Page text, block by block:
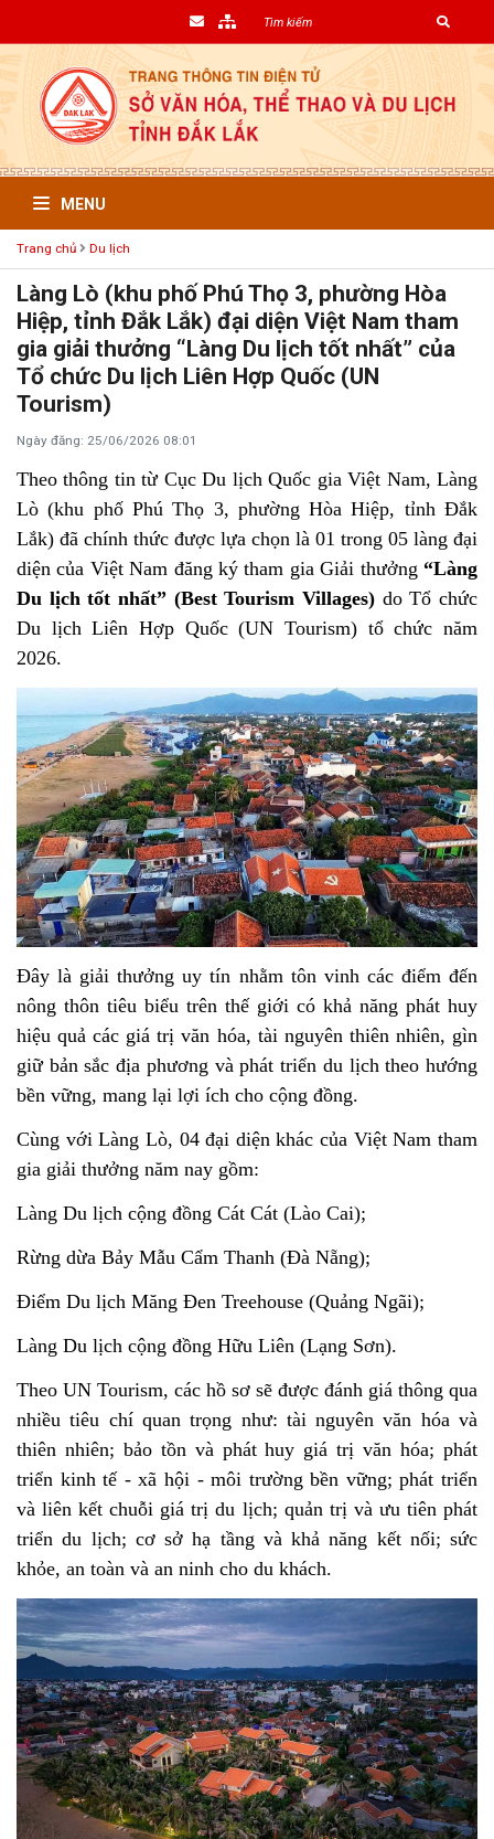
MENU
Trang chủ Du lịch
Làng Lò (khu phố Phú Thọ 3, phường Hòa
Hiệp, tỉnh Đắk Lắk) đại diện Việt Nam tham
gia giải thưởng “Làng Du lịch tốt nhất” của
Tổ chức Du lịch Liên Hợp Quốc (UN
Tourism)
Ngày đăng: 25/06/2026 08:01
Theo thông tin từ Cục Du lịch Quốc gia Việt Nam, Làng
Lò (khu phố Phú Thọ 3, phường Hòa Hiệp, tỉnh Đắk
Lắk) đã chính thức được lựa chọn là 01 trong 05 làng đại
diện của Việt Nam đăng ký tham gia Giải thưởng “Làng
Du lịch tốt nhất” (Best Tourism Villages) do Tổ chức
Du lịch Liên Hợp Quốc (UN Tourism) tổ chức năm
2026.
Đây là giải thưởng uy tín nhằm tôn vinh các điểm đến
nông thôn tiêu biểu trên thế giới có khả năng phát huy
hiệu quả các giá trị văn hóa, tài nguyên thiên nhiên, gìn
giữ bản sắc địa phương và phát triển du lịch theo hướng
bền vững, mang lại lợi ích cho cộng đồng.
Cùng với Làng Lò, 04 đại diện khác của Việt Nam tham
gia giải thưởng năm nay gồm:
Làng Du lịch cộng đồng Cát Cát (Lào Cai);
Rừng dừa Bảy Mẫu Cẩm Thanh (Đà Nẵng);
Điểm Du lịch Măng Đen Treehouse (Quảng Ngãi);
Làng Du lịch cộng đồng Hữu Liên (Lạng Sơn).
Theo UN Tourism, các hồ sơ sẽ được đánh giá thông qua
nhiều tiêu chí quan trọng như: tài nguyên văn hóa và
thiên nhiên; bảo tồn và phát huy giá trị văn hóa; phát
triển kinh tế - xã hội - môi trường bền vững; phát triển
và liên kết chuỗi giá trị du lịch; quản trị và ưu tiên phát
triển du lịch; cơ sở hạ tầng và khả năng kết nối; sức
khỏe, an toàn và an ninh cho du khách.